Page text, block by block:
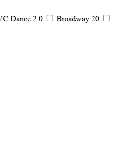
Dance 2.0
Broadway 20